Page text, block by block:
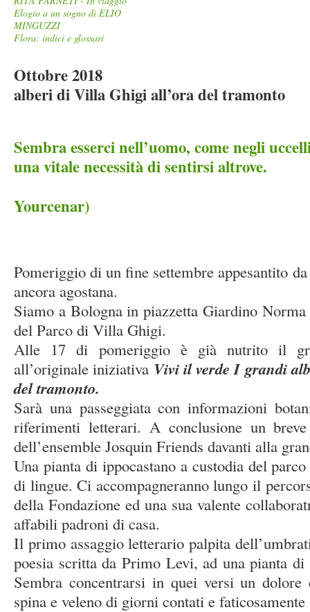
Elogio a un sogno di ELIO
MINGUZZI
Flora: indici e glossari
Ottobre 2018
alberi di Villa Ghigi all’ora del tramonto
Sembra esserci nell’uomo, come negli
una vitale necessità di sentirsi altrove.
Yourcenar)
Pomeriggio di un fine settembre appesantito
ancora agostana.
Siamo a Bologna in piazzetta Giardino
del Parco di Villa Ghigi.
Alle 17 di pomeriggio è già nutrito il
all’originale iniziativa Vivi il verde I grandi
del tramonto.
Sarà una passeggiata con informazioni
riferimenti letterari. A conclusione un
dell’ensemble Josquin Friends davanti alla
Una pianta di ippocastano a custodia del
di lingue. Ci accompagneranno lungo il
della Fondazione ed una sua valente
affabili padroni di casa.
Il primo assaggio letterario palpita
poesia scritta da Primo Levi, ad una pianta di
Sembra concentrarsi in quei versi un
spina e veleno di giorni contati e